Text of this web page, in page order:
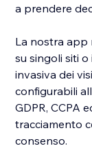
a prendere
La nostra app
su singoli siti
invasiva dei
configurabili
GDPR, CCPA
tracciamento
consenso.